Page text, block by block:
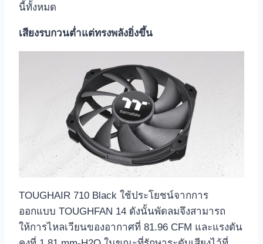
นี้ทั้งหมด
เสียงรบกวนต่ำแต่ทรงพลังยิ่งขึ้น
TOUGHAIR 710 Black ใช้ประโยชน์จากการ
ออกแบบ TOUGHFAN 14 ดังนั้นพัดลมจึงสามารถ
ให้การไหลเวียนของอากาศที่ 81.96 CFM และแรงดัน